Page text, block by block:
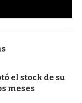
el stock de su
meses